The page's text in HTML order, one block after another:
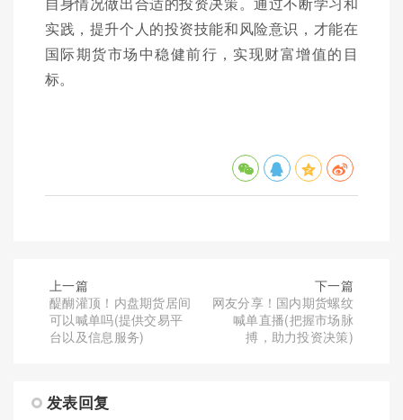
实践，提升个人的投资技能和风险意识，才能在
国际期货市场中稳健前行，实现财富增值的目
标。
上一篇
醍醐灌顶！内盘期货居间
可以喊单吗(提供交易平
台以及信息服务)
下一篇
网友分享！国内期货螺纹
喊单直播(把握市场脉
搏，助力投资决策)
发表回复